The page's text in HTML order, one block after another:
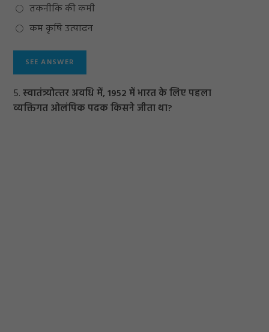
तकनीकि की कमी
कम कृषि उत्पादन
5.स्‍वातंत्र्योत्‍तर अवधि में, 1952 में भारत के लिए पहला
व्यक्तिगत ओलंपिक पदक किसने जीता था?